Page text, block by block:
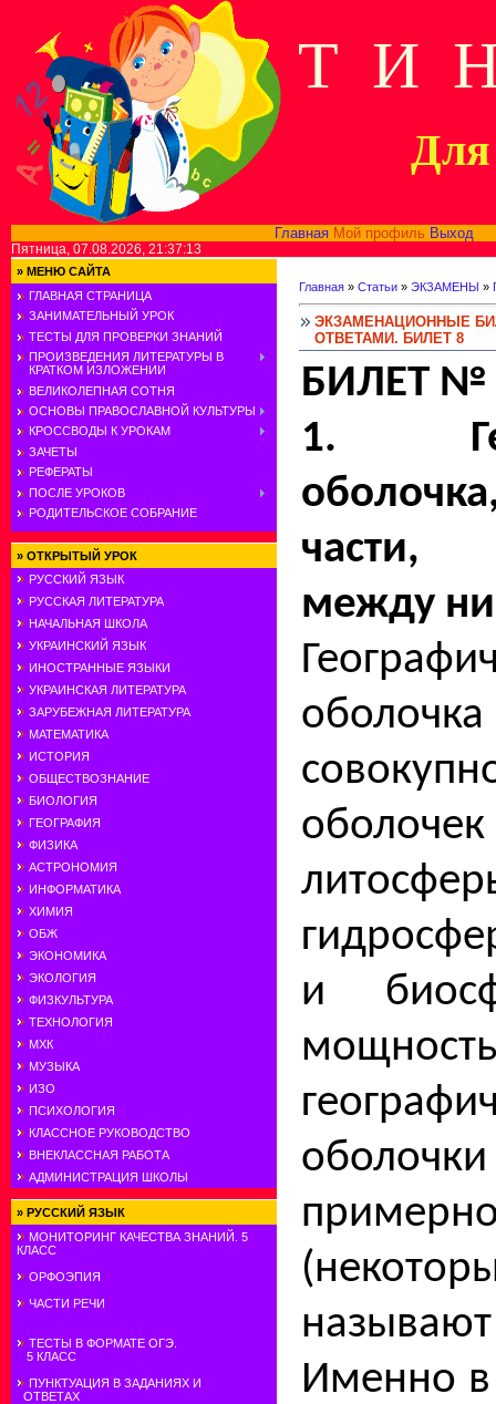
Т И
Для
Главная Мой профиль Выход
Пятница, 07.08.2026, 21:37:13
» МЕНЮ САЙТА
ГЛАВНАЯ СТРАНИЦА
ЗАНИМАТЕЛЬНЫЙ УРОК
ТЕСТЫ ДЛЯ ПРОВЕРКИ ЗНАНИЙ
ПРОИЗВЕДЕНИЯ ЛИТЕРАТУРЫ В
КРАТКОМ ИЗЛОЖЕНИИ
ВЕЛИКОЛЕПНАЯ СОТНЯ
ОСНОВЫ ПРАВОСЛАВНОЙ КУЛЬТУРЫ
КРОССВОДЫ К УРОКАМ
ЗАЧЕТЫ
РЕФЕРАТЫ
ПОСЛЕ УРОКОВ
РОДИТЕЛЬСКОЕ СОБРАНИЕ
» ОТКРЫТЫЙ УРОК
РУССКИЙ ЯЗЫК
РУССКАЯ ЛИТЕРАТУРА
НАЧАЛЬНАЯ ШКОЛА
УКРАИНСКИЙ ЯЗЫК
ИНОСТРАННЫЕ ЯЗЫКИ
УКРАИНСКАЯ ЛИТЕРАТУРА
ЗАРУБЕЖНАЯ ЛИТЕРАТУРА
МАТЕМАТИКА
ИСТОРИЯ
ОБЩЕСТВОЗНАНИЕ
БИОЛОГИЯ
ГЕОГРАФИЯ
ФИЗИКА
АСТРОНОМИЯ
ИНФОРМАТИКА
ХИМИЯ
ОБЖ
ЭКОНОМИКА
ЭКОЛОГИЯ
ФИЗКУЛЬТУРА
ТЕХНОЛОГИЯ
МХК
МУЗЫКА
ИЗО
ПСИХОЛОГИЯ
КЛАССНОЕ РУКОВОДСТВО
ВНЕКЛАССНАЯ РАБОТА
АДМИНИСТРАЦИЯ ШКОЛЫ
» РУССКИЙ ЯЗЫК
МОНИТОРИНГ КАЧЕСТВА ЗНАНИЙ. 5
КЛАСС
ОРФОЭПИЯ
ЧАСТИ РЕЧИ
ТЕСТЫ В ФОРМАТЕ ОГЭ.
5 КЛАСС
ПУНКТУАЦИЯ В ЗАДАНИЯХ И
ОТВЕТАХ
Главная » Статьи » ЭКЗАМЕНЫ »
ЭКЗАМЕНАЦИОННЫЕ
ОТВЕТАМИ. БИЛЕТ 8
БИЛЕТ №
1.
части,
между
и
мощность
Именно в